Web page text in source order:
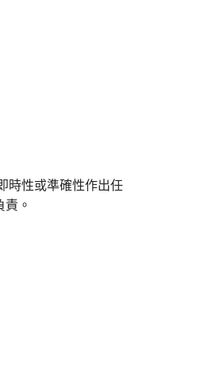
時性或準確性作出任
。